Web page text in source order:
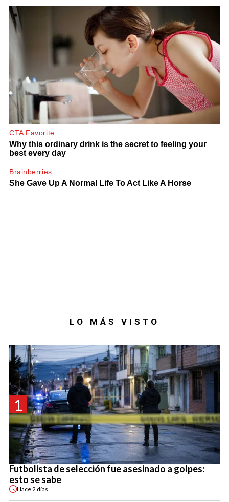
LO MÁS VISTO
1
Futbolista de selección fue asesinado a golpes:
esto se sabe
Hace2 días